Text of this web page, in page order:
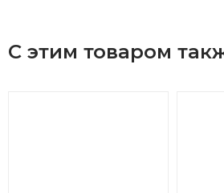
С этим товаром